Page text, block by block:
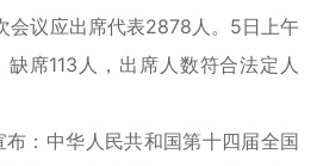
会议应出席代表2878人。5日上午
席113人，出席人数符合法定人
：中华人民共和国第十四届全国